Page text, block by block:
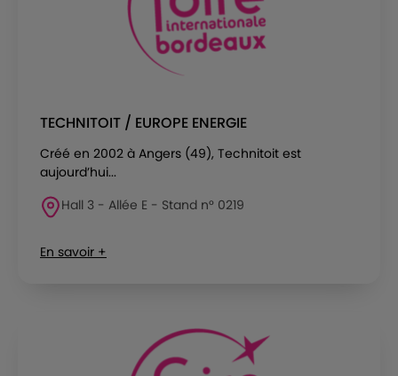
TECHNITOIT / EUROPE ENERGIE
Créé en 2002 à Angers (49), Technitoit est
aujourd’hui...
Hall 3 - Allée E - Stand n° 0219
En savoir +